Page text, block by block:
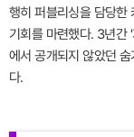
행히 퍼블리싱을 담당한
기회를 마련했다. 3년간
에서 공개되지 않았던
다.